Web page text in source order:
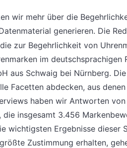
wir mehr über die
generieren. Die
zur Begehrlichkeit von
im deutschsprachigen
aus Schwaig bei Nürnberg.
Facetten abdecken, aus
haben wir Antworten
die insgesamt 3.456
wichtigsten Ergebnisse dieser
Zustimmung erhalten,